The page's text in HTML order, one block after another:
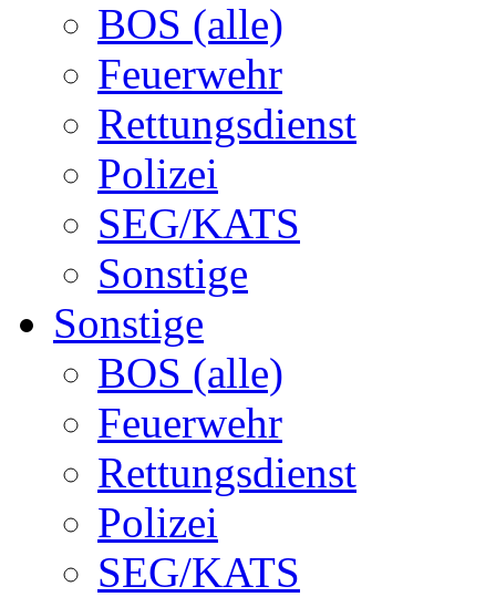
BOS (alle)
Feuerwehr
Rettungsdienst
Polizei
SEG/KATS
Sonstige
Sonstige
BOS (alle)
Feuerwehr
Rettungsdienst
Polizei
SEG/KATS